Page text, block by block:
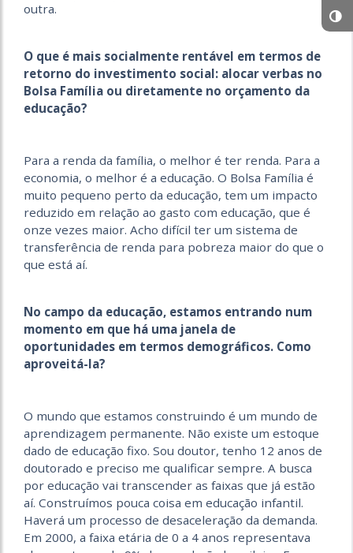
outra.
O que é mais socialmente rentável em termos de
retorno do investimento social: alocar verbas no
Bolsa Família ou diretamente no orçamento da
educação?
Para a renda da família, o melhor é ter renda. Para a
economia, o melhor é a educação. O Bolsa Família é
muito pequeno perto da educação, tem um impacto
reduzido em relação ao gasto com educação, que é
onze vezes maior. Acho difícil ter um sistema de
transferência de renda para pobreza maior do que o
que está aí.
No campo da educação, estamos entrando num
momento em que há uma janela de
oportunidades em termos demográficos. Como
aproveitá-la?
O mundo que estamos construindo é um mundo de
aprendizagem permanente. Não existe um estoque
dado de educação fixo. Sou doutor, tenho 12 anos de
doutorado e preciso me qualificar sempre. A busca
por educação vai transcender as faixas que já estão
aí. Construímos pouca coisa em educação infantil.
Haverá um processo de desaceleração da demanda.
Em 2000, a faixa etária de 0 a 4 anos representava